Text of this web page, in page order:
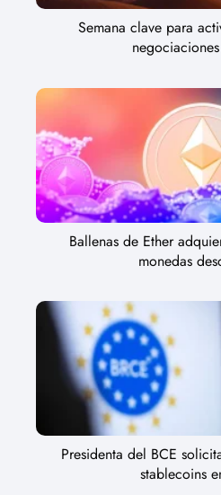
Semana clave para
Ballenas de Ether
monedas
Presidenta del BCE
stablecoins